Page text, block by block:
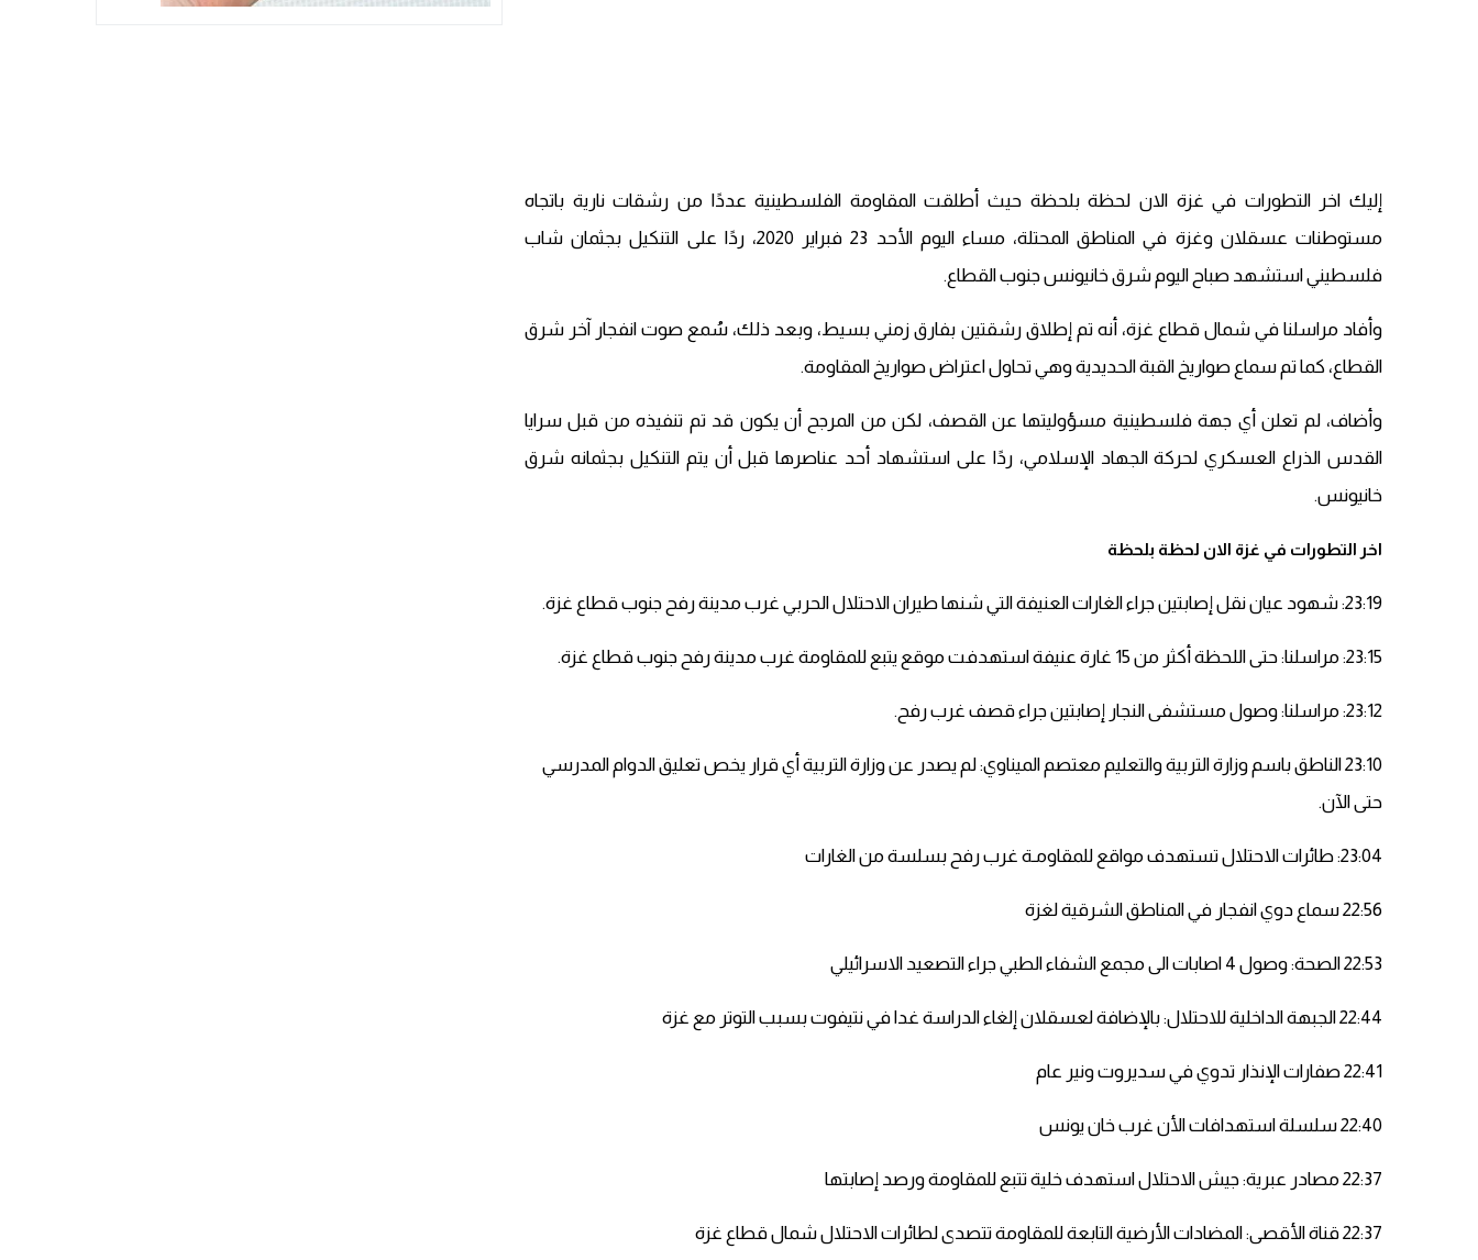
إليك اخر التطورات في غزة الان لحظة بلحظة حيث أطلقت المقاومة الفلسطينية عددًا من رشقات نارية باتجاه
مستوطنات عسقلان وغزة في المناطق المحتلة، مساء اليوم الأحد 23 فبراير 2020، ردًا على التنكيل بجثمان شاب
فلسطيني استشهد صباح اليوم شرق خانيونس جنوب القطاع.
وأفاد مراسلنا في شمال قطاع غزة، أنه تم إطلاق رشقتين بفارق زمني بسيط، وبعد ذلك، سُمع صوت انفجار آخر شرق
القطاع، كما تم سماع صواريخ القبة الحديدية وهي تحاول اعتراض صواريخ المقاومة.
وأضاف، لم تعلن أي جهة فلسطينية مسؤوليتها عن القصف، لكن من المرجح أن يكون قد تم تنفيذه من قبل سرايا
القدس الذراع العسكري لحركة الجهاد الإسلامي، ردًا على استشهاد أحد عناصرها قبل أن يتم التنكيل بجثمانه شرق
خانيونس.
اخر التطورات في غزة الان لحظة بلحظة
23:19: شهود عيان نقل إصابتين جراء الغارات العنيفة التي شنها طيران الاحتلال الحربي غرب مدينة رفح جنوب قطاع غزة.
23:15: مراسلنا: حتى اللحظة أكثر من 15 غارة عنيفة استهدفت موقع يتبع للمقاومة غرب مدينة رفح جنوب قطاع غزة.
23:12: مراسلنا: وصول مستشفى النجار إصابتين جراء قصف غرب رفح.
23:10 الناطق باسم وزارة التربية والتعليم معتصم الميناوي: لم يصدر عن وزارة التربية أي قرار يخص تعليق الدوام المدرسي
حتى الآن.
23:04: طائرات الاحتلال تستهدف مواقع للمقاومـة غرب رفح بسلسة من الغارات
22:56 سماع دوي انفجار في المناطق الشرقية لغزة
22:53 الصحة: وصول 4 اصابات الى مجمع الشفاء الطبي جراء التصعيد الاسرائيلي
22:44 الجبهة الداخلية للاحتلال: بالإضافة لعسقلان إلغاء الدراسة غدا في نتيفوت بسبب التوتر مع غزة
22:41 صفارات الإنذار تدوي في سديروت ونير عام
22:40 سلسلة استهدافات الأن غرب خان يونس
22:37 مصادر عبرية: جيش الاحتلال استهدف خلية تتبع للمقاومة ورصد إصابتها
22:37 قناة الأقصى: المضادات الأرضية التابعة للمقاومة تتصدى لطائرات الاحتلال شمال قطاع غزة